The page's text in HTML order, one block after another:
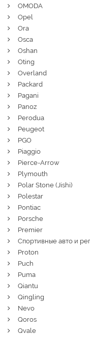
OMODA
Opel
Ora
Osca
Oshan
Oting
Overland
Packard
Pagani
Panoz
Perodua
Peugeot
PGO
Piaggio
Pierce-Arrow
Plymouth
Polar Stone (Jishi)
Polestar
Pontiac
Porsche
Premier
Спортивные авто и
Proton
Puch
Puma
Qiantu
Qingling
Nevo
Qoros
Qvale